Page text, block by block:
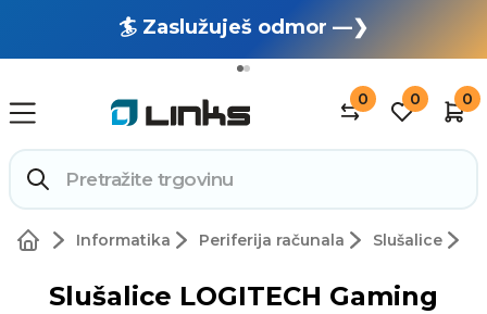
🏄 Zaslužuješ odmor —❯
🔥 OUTLET: TOTALNA RASPRODAJA —❯
0 0 0
Informatika Periferija računala Slušalice
Slušalice LOGITECH Gaming